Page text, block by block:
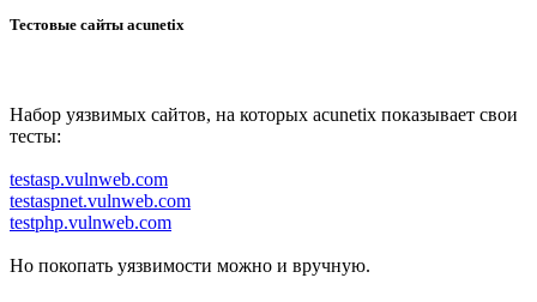
Тестовые сайты acunetix
Набор уязвимых сайтов, на которых acunetix показывает свои
тесты:
testasp.vulnweb.com
testaspnet.vulnweb.com
testphp.vulnweb.com
Но покопать уязвимости можно и вручную.